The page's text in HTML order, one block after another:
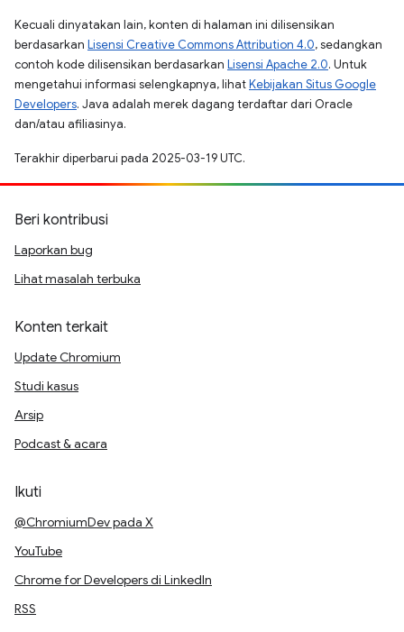
Kecuali dinyatakan lain, konten di halaman ini dilisensikan
berdasarkan Lisensi Creative Commons Attribution 4.0, sedangkan
contoh kode dilisensikan berdasarkan Lisensi Apache 2.0. Untuk
mengetahui informasi selengkapnya, lihatKebijakan Situs Google
Developers. Java adalah merek dagang terdaftar dari Oracle
dan/atau afiliasinya.
Terakhir diperbarui pada 2025-03-19 UTC.
Beri kontribusi
Laporkan bug
Lihat masalah terbuka
Konten terkait
Update Chromium
Studi kasus
Arsip
Podcast & acara
Ikuti
@ChromiumDev pada X
YouTube
Chrome for Developers di LinkedIn
RSS